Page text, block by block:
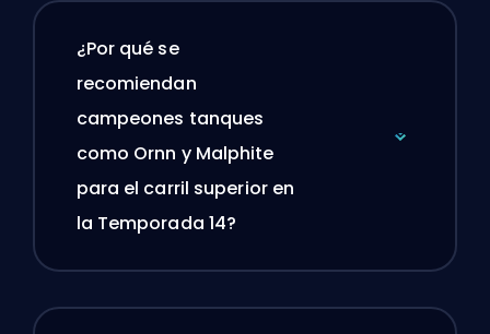
¿Por qué se
recomiendan
campeones tanques
como Ornn y Malphite
para el carril superior en
la Temporada 14?